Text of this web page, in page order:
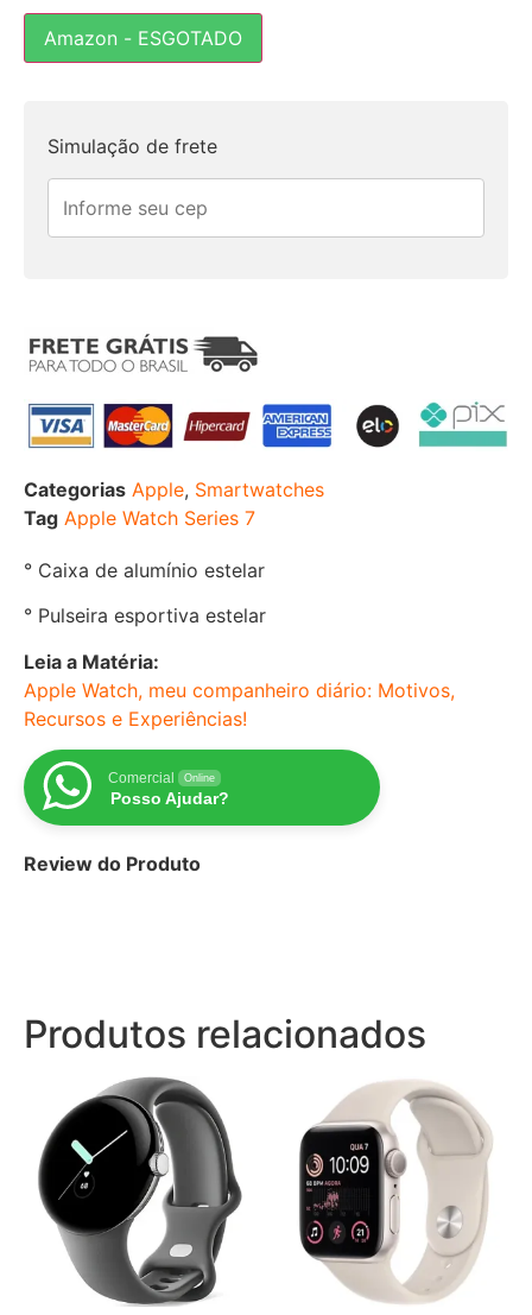
Amazon - ESGOTADO
Simulação de frete
Categorias Apple, Smartwatches
Tag Apple Watch Series 7
° Caixa de alumínio estelar
° Pulseira esportiva estelar
Leia a Matéria:
Apple Watch, meu companheiro diário: Motivos,
Recursos e Experiências!
Comercial Online
Posso Ajudar?
Review do Produto
Produtos relacionados